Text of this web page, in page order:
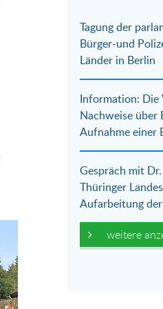
Tagung der
Bürger-und
Länder in Berlin
Information: Die
Nachweise über
Aufnahme einer
Gespräch mit
Thüringer
Aufarbeitung
weitere